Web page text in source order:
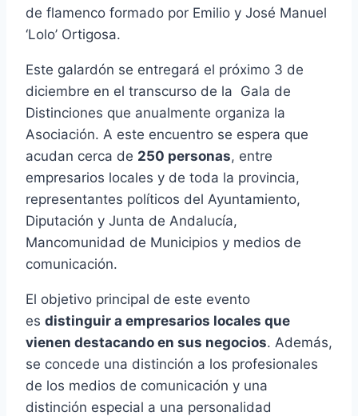
de flamenco formado por Emilio y José Manuel
‘Lolo’ Ortigosa.
Este galardón se entregará el próximo 3 de
diciembre en el transcurso de la Gala de
Distinciones que anualmente organiza la
Asociación. A este encuentro se espera que
acudan cerca de 250 personas, entre
empresarios locales y de toda la provincia,
representantes políticos del Ayuntamiento,
Diputación y Junta de Andalucía,
Mancomunidad de Municipios y medios de
comunicación.
El objetivo principal de este evento
es distinguir a empresarios locales que
vienen destacando en sus negocios. Además,
se concede una distinción a los profesionales
de los medios de comunicación y una
distinción especial a una personalidad